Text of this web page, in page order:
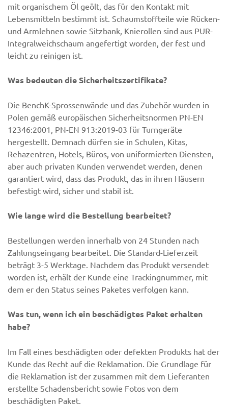
mit organischem Öl geölt, das für den Kontakt mit
Lebensmitteln bestimmt ist. Schaumstoffteile wie Rücken-
und Armlehnen sowie Sitzbank, Knierollen sind aus PUR-
Integralweichschaum angefertigt worden, der fest und
leicht zu reinigen ist.
Was bedeuten die Sicherheitszertifikate?
Die BenchK-Sprossenwände und das Zubehör wurden in
Polen gemäß europäischen Sicherheitsnormen PN-EN
12346:2001, PN-EN 913:2019-03 für Turngeräte
hergestellt. Demnach dürfen sie in Schulen, Kitas,
Rehazentren, Hotels, Büros, von uniformierten Diensten,
aber auch privaten Kunden verwendet werden, denen
garantiert wird, dass das Produkt, das in ihren Häusern
befestigt wird, sicher und stabil ist.
Wie lange wird die Bestellung bearbeitet?
Bestellungen werden innerhalb von 24 Stunden nach
Zahlungseingang bearbeitet. Die Standard-Lieferzeit
beträgt 3-5 Werktage. Nachdem das Produkt versendet
worden ist, erhält der Kunde eine Trackingnummer, mit
dem er den Status seines Paketes verfolgen kann.
Was tun, wenn ich ein beschädigtes Paket erhalten
habe?
Im Fall eines beschädigten oder defekten Produkts hat der
Kunde das Recht auf die Reklamation. Die Grundlage für
die Reklamation ist der zusammen mit dem Lieferanten
erstellte Schadensbericht sowie Fotos von dem
beschädigten Paket.